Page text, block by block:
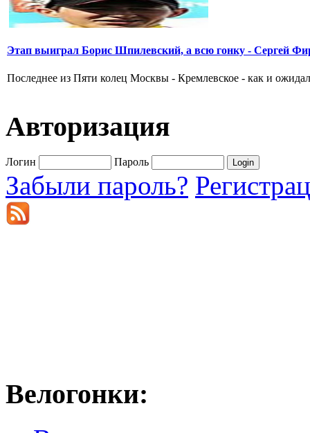
Этап выиграл Борис Шпилевский, а всю гонку - Сергей
Последнее из Пяти колец Москвы - Кремлевское - как и
Авторизация
Логин Пароль
Забыли пароль?
Велогонки: